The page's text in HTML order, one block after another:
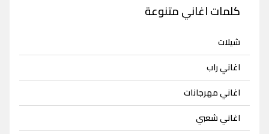
كلمات اغاني متنوعة
شيلات
اغاني راب
اغاني مهرجانات
اغاني شعبي